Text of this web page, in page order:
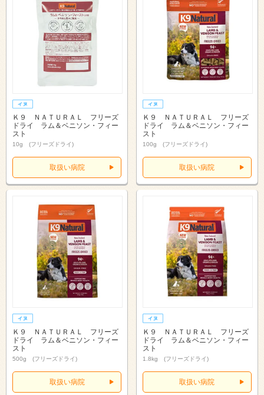
Ｋ９ ＮＡＴＵＲＡＬ フリーズ
ドライ ラム＆ベニソン・フィー
スト
10g (フリーズドライ)
取扱い病院
Ｋ９ ＮＡＴＵＲＡＬ フリーズ
ドライ ラム＆ベニソン・フィー
スト
100g (フリーズドライ)
取扱い病院
Ｋ９ ＮＡＴＵＲＡＬ フリーズ
ドライ ラム＆ベニソン・フィー
スト
500g (フリーズドライ)
取扱い病院
Ｋ９ ＮＡＴＵＲＡＬ フリーズ
ドライ ラム＆ベニソン・フィー
スト
1.8kg (フリーズドライ)
取扱い病院